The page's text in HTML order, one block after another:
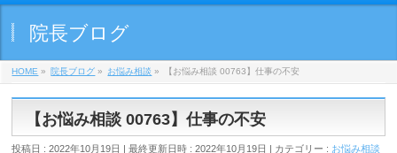
院長ブログ
HOME » 院長ブログ » お悩み相談 » 【お悩み相談 00763】仕事の不安
【お悩み相談 00763】仕事の不安
投稿日 : 2022年10月19日 最終更新日時 : 2022年10月19日 カテゴリー : お悩み相談